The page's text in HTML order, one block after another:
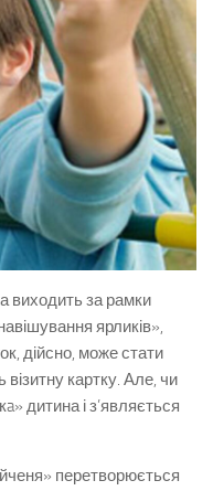
виходить за рамки
ярликів»,
дійсно, може стати
картку. Але, чи
дитина і з’являється
перетворюється